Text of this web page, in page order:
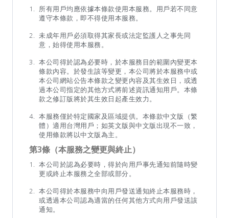
所有用戶均應依據本條款使用本服務。用戶若不同意
遵守本條款，即不得使用本服務。
未成年用戶必須取得其家長或法定監護人之事先同
意，始得使用本服務。
本公司得於認為必要時，於本服務目的範圍內變更本
條款內容。於發生該等變更，本公司將於本服務中或
本公司網站公告本條款之變更內容及其生效日，或透
過本公司指定的其他方式將前述資訊通知用戶。本條
款之修訂版將於其生效日起產生效力。
本服務僅於特定國家及區域提供。本條款中文版（繁
體）適用台灣用戶；如英文版與中文版出現不一致，
使用條款將以中文版為主。
第3條（本服務之變更與終止）
本公司於認為必要時，得於向用戶事先通知前隨時變
更或終止本服務之全部或部分。
本公司得於本服務中向用戶發送通知終止本服務時，
或透過本公司認為適當的任何其他方式向用戶發送該
通知。